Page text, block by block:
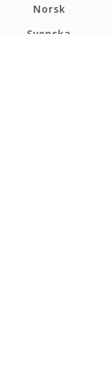
Norsk
Svenska